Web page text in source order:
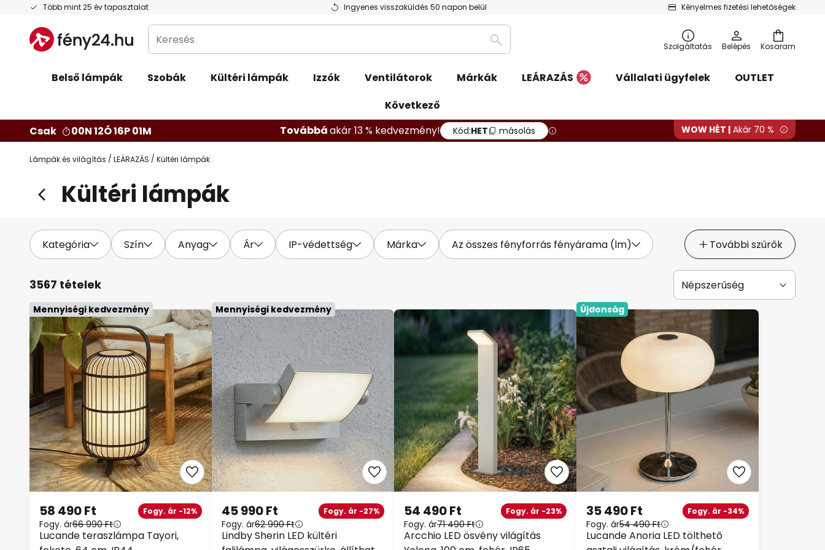
Több mint 25 év tapasztalat Ingyenes visszaküldés 50 napon belül Kényelmes fizetési lehetőségek
Ugrás
tartalomhoz
Kosaram
Keresés
Keresés
Szolgáltatás Belépés
Belső lámpák Szobák Kültéri lámpák Izzók Ventilátorok Márkák LEÁRAZÁS Vállalati ügyfelek
OUTLET
Következő
Csak
00N 12Ó 15P 58M Továbbáakár 13 % kedvezmény! Kód:HET másolás WOW HÉT | Akár 70 %
Lámpák és világítás LEÁRAZÁS Kültéri lámpák
Kültéri lámpák
Kategória Szín Anyag Ár IP-védettség Márka Az összes fényforrás fényárama (lm) További szűrők
3567 tételek
Mennyiségi kedvezmény
Lucande teraszlámpa Tayori,
58 490 Ft Fogy. ár -12%
Fogy. ár66 990 Ft
Mennyiségi kedvezmény
Lindby Sherin LED kültéri
45 990 Ft Fogy. ár -27%
Fogy. ár62 990 Ft
Arcchio LED ösvény világítás
54 490 Ft Fogy. ár -23%
Fogy. ár71 490 Ft
Újdonság
Lucande Anoria LED tölthető
35 490 Ft Fogy. ár -34%
Fogy. ár54 490 Ft